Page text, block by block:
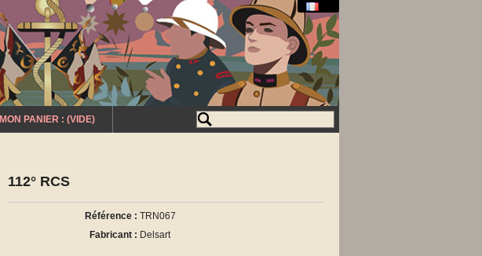
MON PANIER : (VIDE)
112° RCS
Référence : TRN067
Fabricant : Delsart